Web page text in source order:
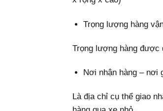
Trọng lượng hàng
Trọng lượng hàng được
Nơi nhận hàng – nơi
Là địa chỉ cụ thể giao